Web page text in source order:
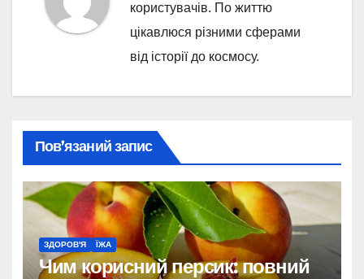
користувачів. По життю
цікавлюся різними сферами
від історії до космосу.
Пов’язаний запис
ЗДОРОВ'Я ЇЖА
Чим корисний персик: повний